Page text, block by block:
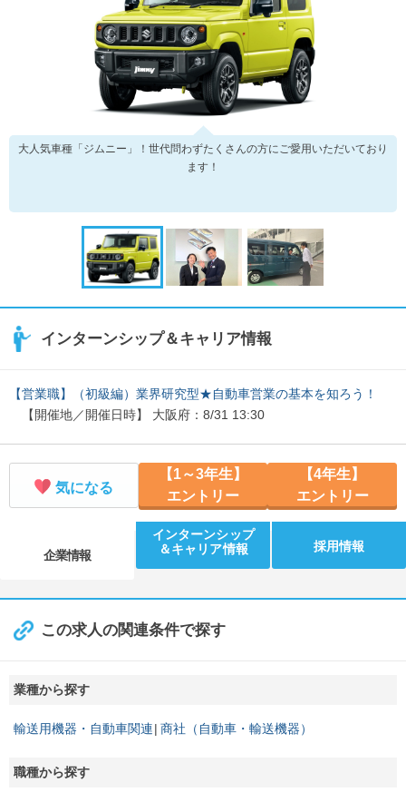
大人気車種「ジムニー」！世代問わずたくさんの方にご愛用いただいており
ます！
インターンシップ＆キャリア情報
【営業職】（初級編）業界研究型★自動車営業の基本を知ろう！
【開催地／開催日時】 大阪府：8/31 13:30
気になる
【1～3年生】
エントリー
【4年生】
エントリー
企業情報
インターンシップ
＆キャリア情報
採用情報
この求人の関連条件で探す
業種から探す
輸送用機器・自動車関連 商社（自動車・輸送機器）
職種から探す